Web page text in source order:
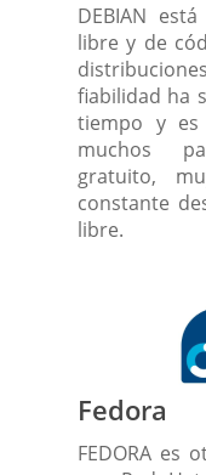
DEBIAN
libre y de
fiabilidad ha
tiempo y es
muchos
gratuito,
constante
libre.
Fedora
FEDORA es